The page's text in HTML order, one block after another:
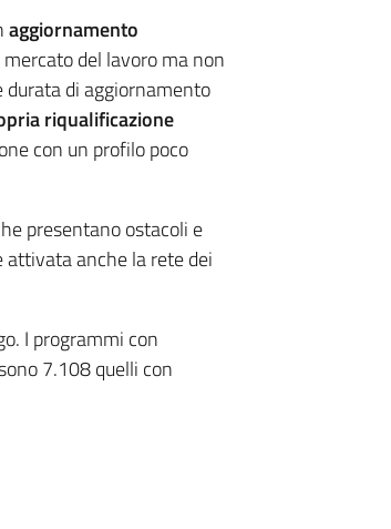
aggiornamento
del lavoro ma non
di aggiornamento
riqualificazione
con un profilo poco
presentano ostacoli e
attivata anche la rete dei
I programmi con
7.108 quelli con